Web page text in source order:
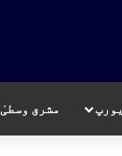
یورپ مشرق وسطیٰ